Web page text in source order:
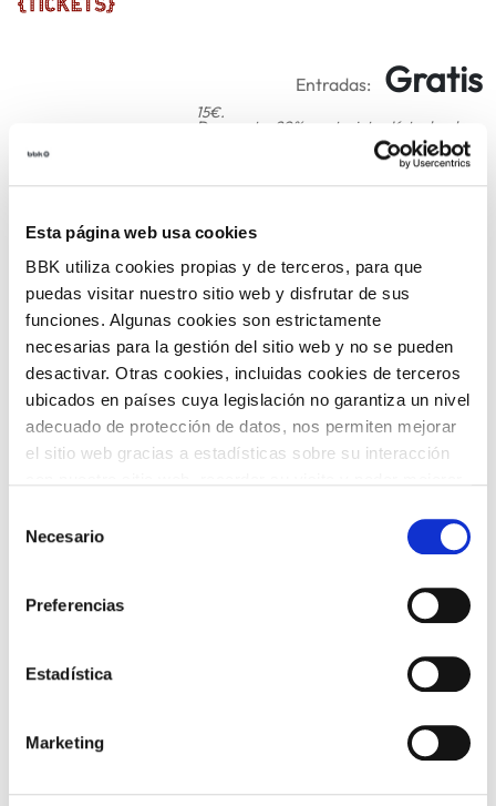
Esta página web usa cookies
BBK utiliza cookies propias y de terceros, para que
puedas visitar nuestro sitio web y disfrutar de sus
funciones. Algunas cookies son estrictamente
necesarias para la gestión del sitio web y no se pueden
desactivar. Otras cookies, incluidas cookies de terceros
ubicados en países cuya legislación no garantiza un nivel
adecuado de protección de datos, nos permiten mejorar
el sitio web gracias a estadísticas sobre su interacción
el uso que haga del sitio web con nuestros partners de
información que les haya proporcionado o que hayan
recopilado a partir del uso que haya hecho de sus
preferencias.
Necesario
Preferencias
Estadística
Marketing
Entradas: Gratis
15€.
Descuento: 20% con tarjetas Kutxabank.
Deskontua: %20 Kutxabankeko txartelekin.
VOLVER
TEMÁTICAS
FOTOGRAFÍA
DANZA